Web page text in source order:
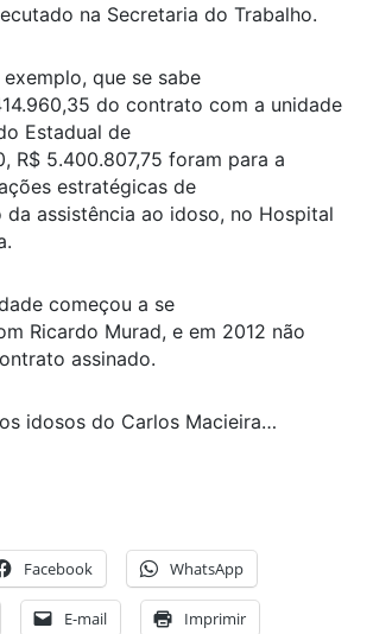
na Secretaria do Trabalho.
que se sabe
do contrato com a unidade
Estadual de
R$ 5.400.807,75 foram para a
estratégicas de
assistência ao idoso, no Hospital
começou a se
Ricardo Murad, e em 2012 não
assinado.
idosos do Carlos Macieira…
Facebook WhatsApp
E-mail Imprimir